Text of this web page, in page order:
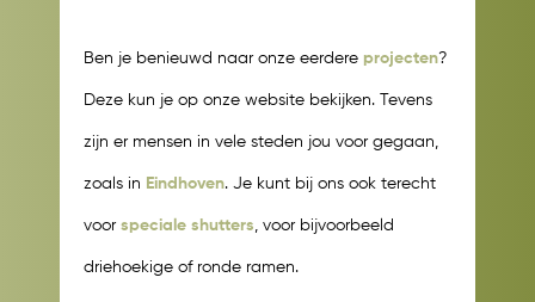
Ben je benieuwd naar onze eerdere projecten?
Deze kun je op onze website bekijken. Tevens
zijn er mensen in vele steden jou voor gegaan,
zoals in Eindhoven. Je kunt bij ons ook terecht
voor speciale shutters, voor bijvoorbeeld
driehoekige of ronde ramen.